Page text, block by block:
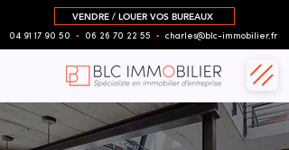
VENDRE / LOUER VOS BUREAUX
04 91 17 90 50 ▪︎ 06 26 70 22 55 ▪︎ charles@blc-immobilier.fr